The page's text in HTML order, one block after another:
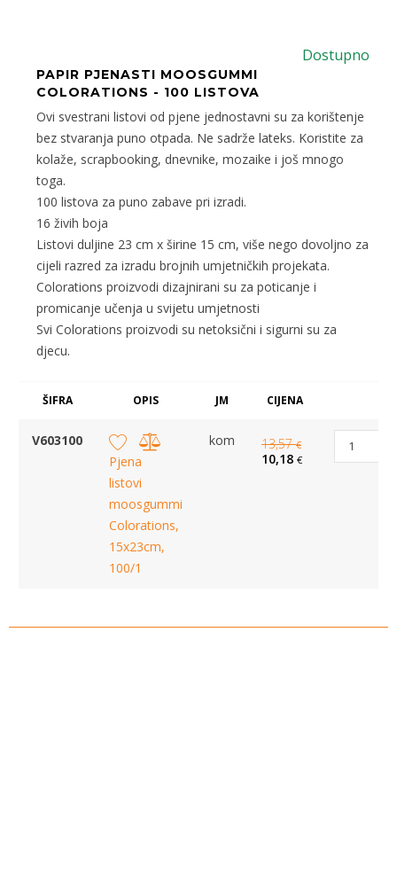
Dostupno
PAPIR PJENASTI MOOSGUMMI
COLORATIONS - 100 LISTOVA
Ovi svestrani listovi od pjene jednostavni su za korištenje
bez stvaranja puno otpada. Ne sadrže lateks. Koristite za
kolaže, scrapbooking, dnevnike, mozaike i još mnogo
toga.
100 listova za puno zabave pri izradi.
16 živih boja
Listovi duljine 23 cm x širine 15 cm, više nego dovoljno za
cijeli razred za izradu brojnih umjetničkih projekata.
Colorations proizvodi dizajnirani su za poticanje i
promicanje učenja u svijetu umjetnosti
Svi Colorations proizvodi su netoksični i sigurni su za
djecu.
ŠIFRA OPIS JM CIJENA
V603100
Pjena
listovi
moosgummi
Colorations,
15x23cm,
100/1
kom 13,57€
10,18 €